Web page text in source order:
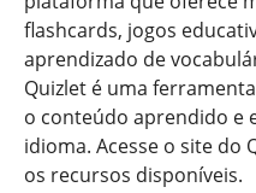
flashcards, jogos
aprendizado de
Quizlet é uma
o conteúdo aprendido e
idioma. Acesse o site do
os recursos disponíveis.